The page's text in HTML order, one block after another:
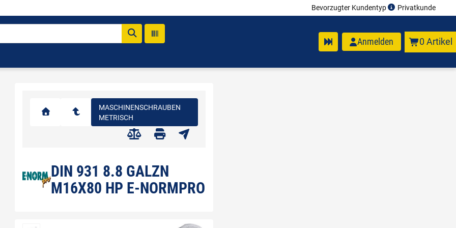
Bevorzugter Kundentyp Privatkunde
Anmelden 0 Artikel
MASCHINENSCHRAUBEN
METRISCH
DIN 931 8.8 GALZN
M16X80 HP E-NORMPRO